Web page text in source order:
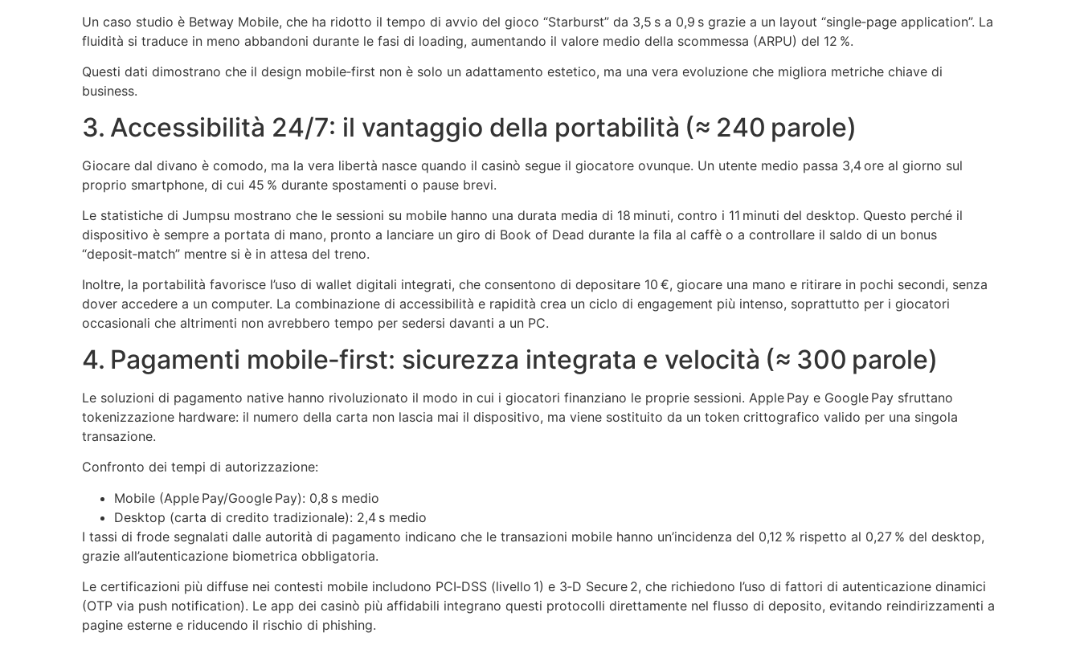
Un caso studio è Betway Mobile, che ha ridotto il tempo di avvio del gioco “Starburst” da 3,5 s a 0,9 s grazie a un layout “single‑page application”. La
fluidità si traduce in meno abbandoni durante le fasi di loading, aumentando il valore medio della scommessa (ARPU) del 12 %.
Questi dati dimostrano che il design mobile‑first non è solo un adattamento estetico, ma una vera evoluzione che migliora metriche chiave di
business.
3. Accessibilità 24/7: il vantaggio della portabilità (≈ 240 parole)
Giocare dal divano è comodo, ma la vera libertà nasce quando il casinò segue il giocatore ovunque. Un utente medio passa 3,4 ore al giorno sul
proprio smartphone, di cui 45 % durante spostamenti o pause brevi.
Le statistiche di Jumpsu mostrano che le sessioni su mobile hanno una durata media di 18 minuti, contro i 11 minuti del desktop. Questo perché il
dispositivo è sempre a portata di mano, pronto a lanciare un giro di Book of Dead durante la fila al caffè o a controllare il saldo di un bonus
“deposit‑match” mentre si è in attesa del treno.
Inoltre, la portabilità favorisce l’uso di wallet digitali integrati, che consentono di depositare 10 €, giocare una mano e ritirare in pochi secondi, senza
dover accedere a un computer. La combinazione di accessibilità e rapidità crea un ciclo di engagement più intenso, soprattutto per i giocatori
occasionali che altrimenti non avrebbero tempo per sedersi davanti a un PC.
4. Pagamenti mobile‑first: sicurezza integrata e velocità (≈ 300 parole)
Le soluzioni di pagamento native hanno rivoluzionato il modo in cui i giocatori finanziano le proprie sessioni. Apple Pay e Google Pay sfruttano
tokenizzazione hardware: il numero della carta non lascia mai il dispositivo, ma viene sostituito da un token crittografico valido per una singola
transazione.
Confronto dei tempi di autorizzazione:
Mobile (Apple Pay/Google Pay): 0,8 s medio
Desktop (carta di credito tradizionale): 2,4 s medio
I tassi di frode segnalati dalle autorità di pagamento indicano che le transazioni mobile hanno un’incidenza del 0,12 % rispetto al 0,27 % del desktop,
grazie all’autenticazione biometrica obbligatoria.
Le certificazioni più diffuse nei contesti mobile includono PCI‑DSS (livello 1) e 3‑D Secure 2, che richiedono l’uso di fattori di autenticazione dinamici
(OTP via push notification). Le app dei casinò più affidabili integrano questi protocolli direttamente nel flusso di deposito, evitando reindirizzamenti a
pagine esterne e riducendo il rischio di phishing.